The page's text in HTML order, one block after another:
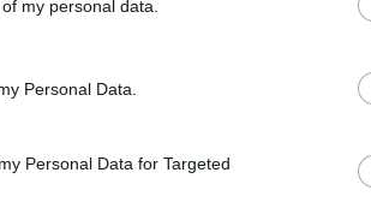
my personal data.
Personal Data.
Personal Data for Targeted